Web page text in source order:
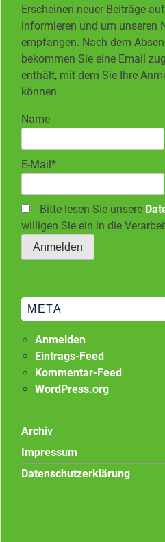
Erscheinen neuer Beiträge
informieren und um unseren
empfangen. Nach dem
bekommen Sie eine Email
enthält, mit dem Sie Ihre
können.
Name
E-Mail*
Bitte lesen Sie unsere
willigen Sie ein in die
META
Anmelden
Eintrags-Feed
Kommentar-Feed
WordPress.org
Archiv
Impressum
Datenschutzerklärung